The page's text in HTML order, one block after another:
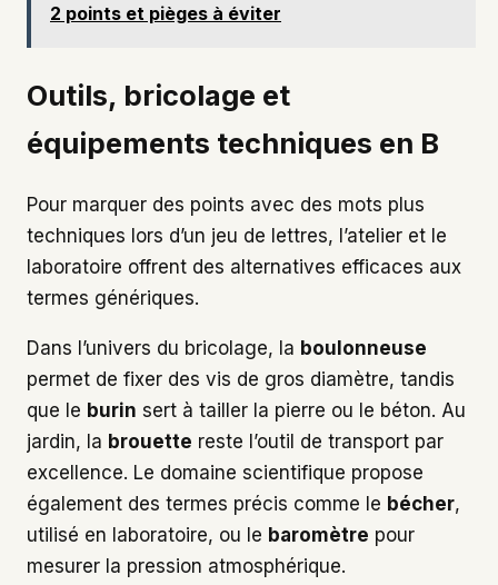
2 points et pièges à éviter
Outils, bricolage et
équipements techniques en B
Pour marquer des points avec des mots plus
techniques lors d’un jeu de lettres, l’atelier et le
laboratoire offrent des alternatives efficaces aux
termes génériques.
Dans l’univers du bricolage, la boulonneuse
permet de fixer des vis de gros diamètre, tandis
que le burin sert à tailler la pierre ou le béton. Au
jardin, la brouette reste l’outil de transport par
excellence. Le domaine scientifique propose
également des termes précis comme le bécher,
utilisé en laboratoire, ou le baromètre pour
mesurer la pression atmosphérique.